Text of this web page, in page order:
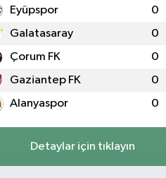
Eyüpspor 0
Galatasaray 0
Çorum FK 0
Gaziantep FK 0
Alanyaspor 0
Detaylar için tıklayın